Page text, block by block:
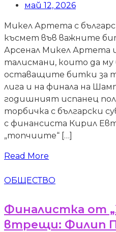
май 12, 2026
Микел Артета с
късмет във важните
Арсенал Микел Артета
талисмани, които да му
оставащите битки за
лига и на финала на
годишният испанец
торбичка с български
с финансиста Кирил
„топчиите“ […]
Read More
ОБЩЕСТВО
Финалистка от
втрещи: Филип